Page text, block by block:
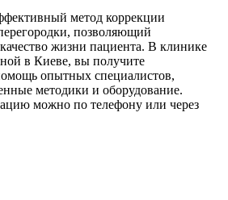
метод коррекции
позволяющий
жизни пациента. В клинике
в Киеве, вы получите
опытных специалистов,
методики и оборудование.
можно по телефону или через